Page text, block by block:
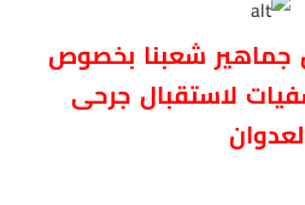
جماهير شعبنا بخصوص
لاستقبال جرحى